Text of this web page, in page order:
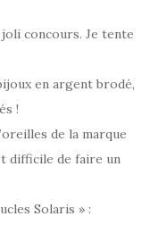
concours. Je tente
en argent brodé,
!
de la marque
difficile de faire un
Solaris » :